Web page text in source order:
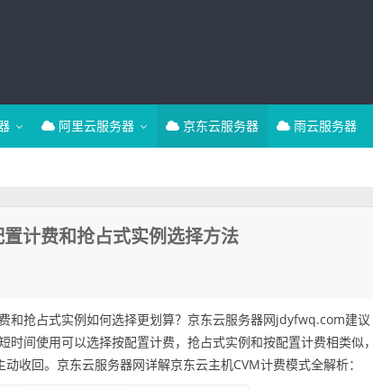
阿里云服务器 京东云服务器 雨云服务器
计费和抢占式实例选择方法
和抢占式实例如何选择更划算？京东云服务器网jdyfwq.com建议
间使用可以选择按配置计费，抢占式实例和按配置计费相类似，
收回。京东云服务器网详解京东云主机CVM计费模式全解析：